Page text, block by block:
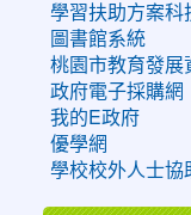
學習扶助方案科
圖書館系統
桃園市教育發展
政府電子採購網
我的E政府
優學網
學校校外人士協